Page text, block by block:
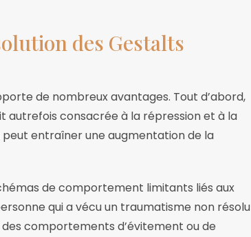
des Gestalts
de nombreux avantages. Tout d’abord,
autrefois consacrée à la répression et à la
entraîner une augmentation de la
de comportement limitants liés aux
qui a vécu un traumatisme non résolu
comportements d’évitement ou de